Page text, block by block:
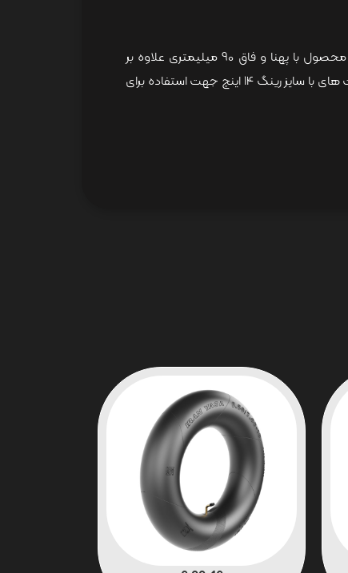
تایر موتورسیکلت تفتان سایز 14-90/90 از سری تولیدات باکیفیت ایران یاسا در گروه تایر موتورسیکلت تیوبلس می باشد،این محصول با پهنا و فاق 90 میلیمتری علاوه بر
چسبندگی مناسب به روی سطح آسفالت،سواری نرم و ترمزگیری دقیقی ایجاد می کند،این تایر موتورسیکلت برای موتورسیکلت های با سایز رینگ 14 اینچ جهت استفاده برای